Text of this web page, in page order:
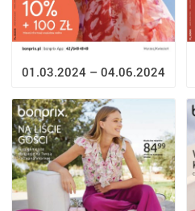
01.03.2024 – 04.06.2024